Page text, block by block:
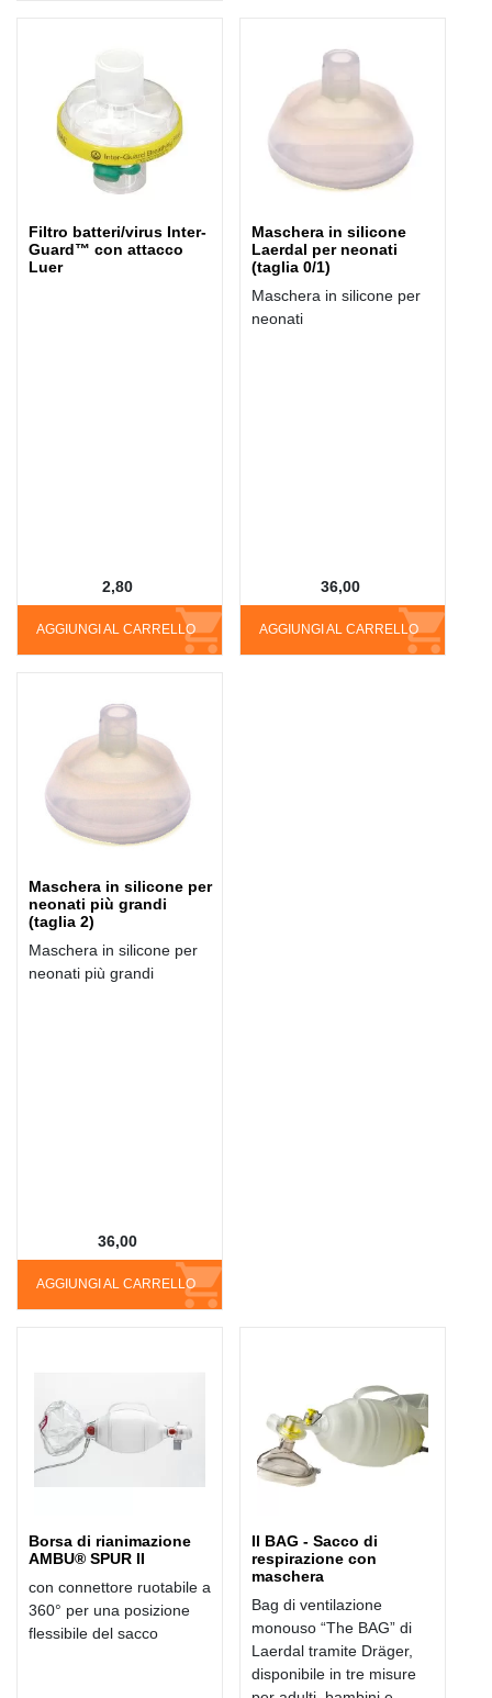
Filtro batteri/virus Inter-
Guard™ con attacco
Luer
AGGIUNGI AL CARRELLO
2,80
Maschera in silicone
Laerdal per neonati
(taglia 0/1)
Maschera in silicone per
neonati
AGGIUNGI AL CARRELLO
36,00
Maschera in silicone per
neonati più grandi
(taglia 2)
Maschera in silicone per
neonati più grandi
AGGIUNGI AL CARRELLO
36,00
Borsa di rianimazione
AMBU® SPUR II
con connettore ruotabile a
360° per una posizione
flessibile del sacco
Il BAG - Sacco di
respirazione con
maschera
Bag di ventilazione
monouso “The BAG” di
Laerdal tramite Dräger,
disponibile in tre misure